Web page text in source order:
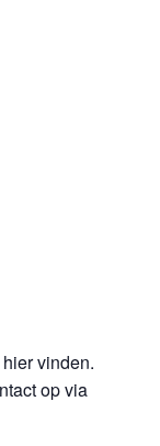
vinden.
op via